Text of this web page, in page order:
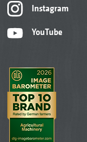
Instagram
YouTube